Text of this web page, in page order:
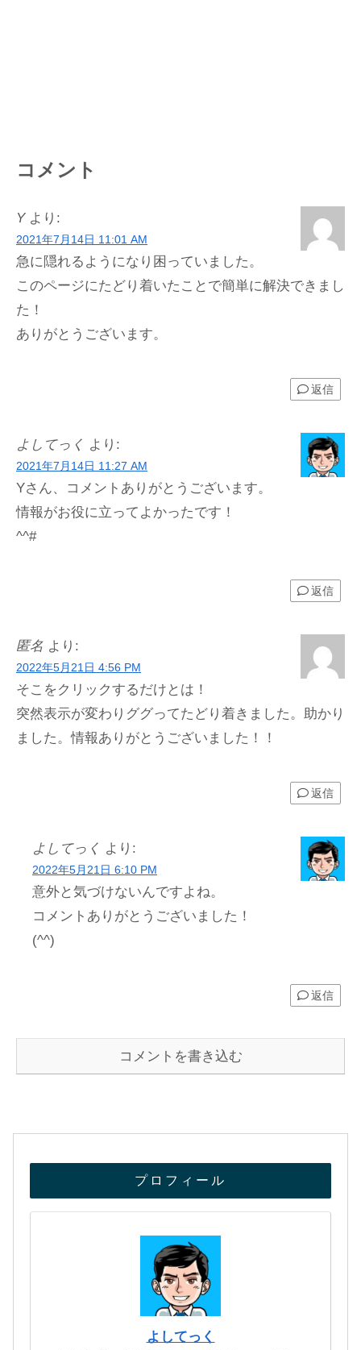
コメント
Y より:
2021年7月14日 11:01 AM
急に隠れるようになり困っていました。
このページにたどり着いたことで簡単に解決できまし
た！
ありがとうございます。
返信
よしてっく より:
2021年7月14日 11:27 AM
Yさん、コメントありがとうございます。
情報がお役に立ってよかったです！
^^#
返信
匿名 より:
2022年5月21日 4:56 PM
そこをクリックするだけとは！
突然表示が変わりググってたどり着きました。助かり
ました。情報ありがとうございました！！
返信
よしてっく より:
2022年5月21日 6:10 PM
意外と気づけないんですよね。
コメントありがとうございました！
(^^)
返信
コメントを書き込む
プロフィール
よしてっく